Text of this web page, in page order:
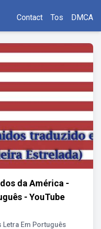
Contact Tos DMCA
da América -
- YouTube
Letra Em Português